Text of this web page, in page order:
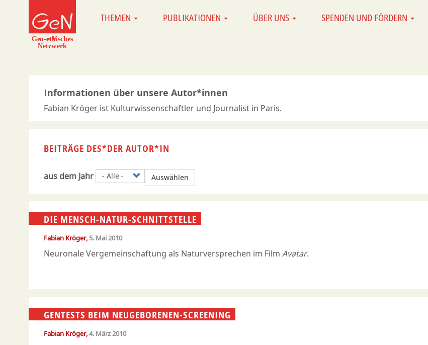
MAINTHEMEN PUBLIKATIONEN ÜBER UNS SPENDEN UND FÖRDERN
Informationen über unsere Autor*innen
Fabian Kröger ist Kulturwissenschaftler und Journalist in Paris.
BEITRÄGE DES*DER AUTOR*IN
aus dem Jahr Auswählen
DIE MENSCH-NATUR-SCHNITTSTELLE
Fabian Kröger 5. Mai 2010
Neuronale Vergemeinschaftung als Naturversprechen im Film Avatar.
GENTESTS BEIM NEUGEBORENEN-SCREENING
Fabian Kröger 4. März 2010